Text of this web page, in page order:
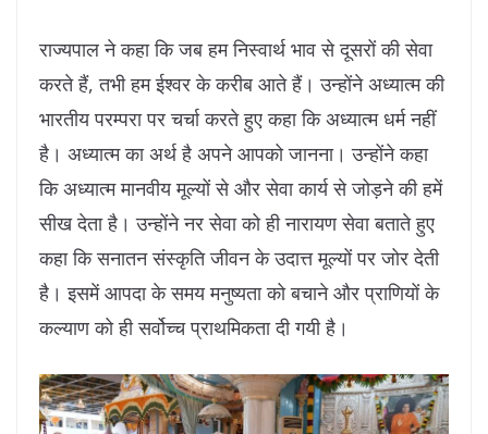
राज्यपाल ने कहा कि जब हम निस्वार्थ भाव से दूसरों की सेवा
करते हैं, तभी हम ईश्वर के करीब आते हैं। उन्होंने अध्यात्म की
भारतीय परम्परा पर चर्चा करते हुए कहा कि अध्यात्म धर्म नहीं
है। अध्यात्म का अर्थ है अपने आपको जानना। उन्होंने कहा
कि अध्यात्म मानवीय मूल्यों से और सेवा कार्य से जोड़ने की हमें
सीख देता है। उन्होंने नर सेवा को ही नारायण सेवा बताते हुए
कहा कि सनातन संस्कृति जीवन के उदात्त मूल्यों पर जोर देती
है। इसमें आपदा के समय मनुष्यता को बचाने और प्राणियों के
कल्याण को ही सर्वोच्च प्राथमिकता दी गयी है।